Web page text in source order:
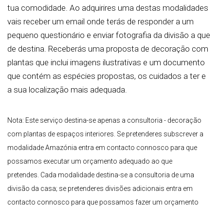
tua comodidade. Ao adquirires uma destas modalidades
vais receber um email onde terás de responder a um
pequeno questionário e enviar fotografia da divisão a que
de destina. Receberás uma proposta de decoração com
plantas que inclui imagens ilustrativas e um documento
que contém as espécies propostas, os cuidados a ter e
a sua localização mais adequada.
Nota: Este serviço destina-se apenas a consultoria - decoração
com plantas de espaços interiores. Se pretenderes subscrever a
modalidade Amazónia entra em contacto connosco para que
possamos executar um orçamento adequado ao que
pretendes. Cada modalidade destina-se a consultoria de uma
divisão da casa; se pretenderes divisões adicionais entra em
contacto connosco para que possamos fazer um orçamento